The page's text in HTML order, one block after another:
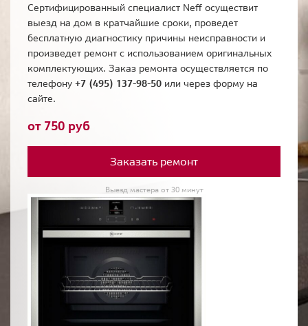
Сертифицированный специалист Neff осуществит
выезд на дом в кратчайшие сроки, проведет
бесплатную диагностику причины неисправности и
произведет ремонт с использованием оригинальных
комплектующих. Заказ ремонта осуществляется по
телефону +7 (495) 137-98-50 или через форму на
сайте.
от 750 руб
Заказать ремонт
Выезд мастера от 30 минут